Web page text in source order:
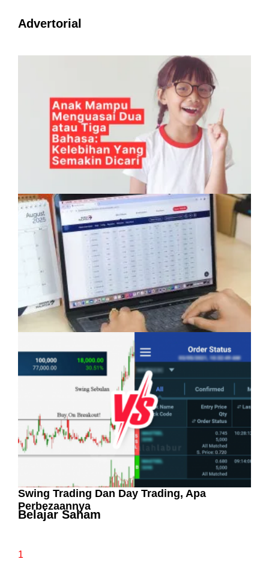
Advertorial
Anak Mampu Menguasai Dua atau Tiga
Bahasa: Kelebihan Yang Semakin Dicari
Pelaburan Saham Bukan Untuk Mereka Yang
Suka ‘Stress’
Swing Trading Dan Day Trading, Apa
Perbezaannya
Belajar Saham
1